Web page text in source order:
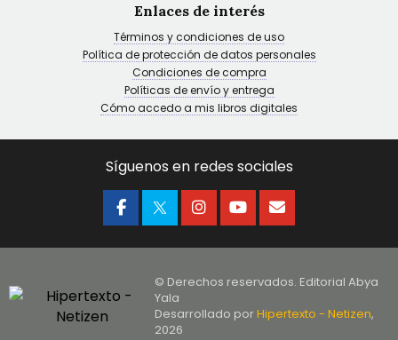
Enlaces de interés
Términos y condiciones de uso
Política de protección de datos personales
Condiciones de compra
Políticas de envío y entrega
Cómo accedo a mis libros digitales
Síguenos en redes sociales
© Derechos reservados. Editorial Abya
Yala
Desarrollado porHipertexto - Netizen,
2026